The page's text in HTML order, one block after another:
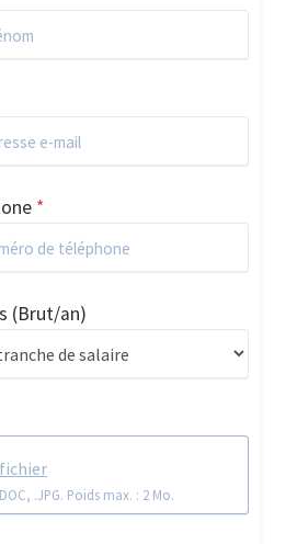
*
(Brut/an)
.DOCX, .DOC, .JPG. Poids max. : 2 Mo.